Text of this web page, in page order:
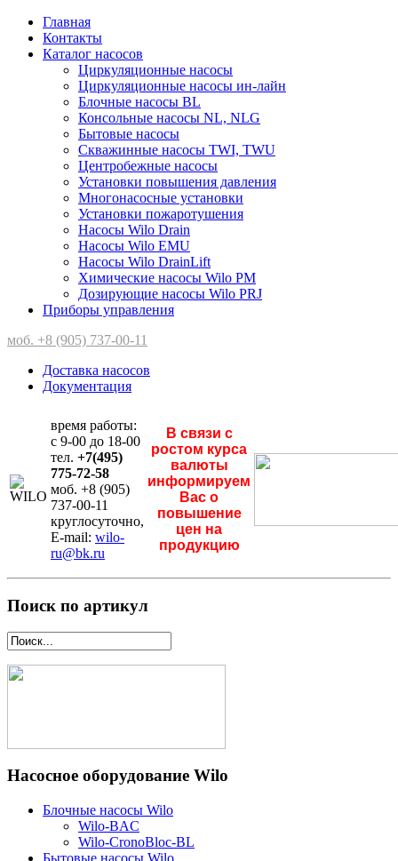
Главная
Контакты
Каталог насосов
Циркуляционные насосы
Циркуляционные насосы ин-лайн
Блочные насосы BL
Консольные насосы NL, NLG
Бытовые насосы
Скважинные насосы TWI, TWU
Центробежные насосы
Установки повышения давления
Многонасосные установки
Установки пожаротушения
Насосы Wilo Drain
Насосы Wilo EMU
Насосы Wilo DrainLift
Химические насосы Wilo PM
Дозирующие насосы Wilo PRJ
Приборы управления
моб. +8 (905) 737-00-11
Доставка насосов
Документация
время работы:
с 9-00 до 18-00
тел. +7(495)
775-72-58
моб. +8 (905)
737-00-11
круглосуточно,
E-mail: wilo-
ru@bk.ru
В связи с
ростом курса
валюты
информируем
Вас о
повышение
цен на
продукцию
Поиск по артикул
Насосное оборудование Wilo
Блочные насосы Wilo
Wilo-BAC
Wilo-CronoBloc-BL
Бытовые насосы Wilo